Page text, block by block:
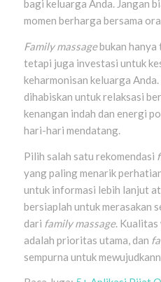
bagi keluarga Anda. Jangan
momen berharga bersama
Family massagebukan hanya
tetapi juga investasi untuk
keharmonisan keluarga
dihabiskan untuk relaksasi
kenangan indah dan energi
hari-hari mendatang.
Pilih salah satu rekomendasi
yang paling menarik
untuk informasi lebih lanjut
bersiaplah untuk merasakan
dari family massage. Kualitas
adalah prioritas utama, dan
sempurna untuk